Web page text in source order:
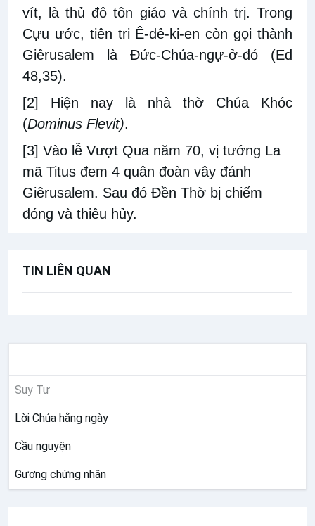
vít, là thủ đô tôn giáo và chính trị. Trong
Cựu ước, tiên tri Ê-dê-ki-en còn gọi thành
Giêrusalem là Đức-Chúa-ngự-ở-đó (Ed
48,35).
[2]
Hiện nay là nhà thờ Chúa Khóc
(Dominus Flevit).
[3] Vào lễ Vượt Qua năm 70, vị tướng La
mã Titus đem 4 quân đoàn vây đánh
Giêrusalem. Sau đó Đền Thờ bị chiếm
đóng và thiêu hủy.
TIN LIÊN QUAN
Suy Tư
Lời Chúa hằng ngày
Cầu nguyện
Gương chứng nhân